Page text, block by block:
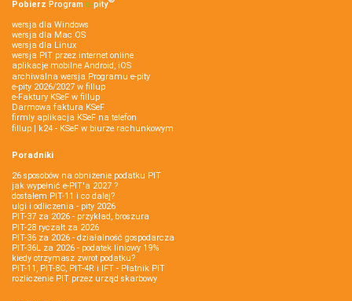
Pobierz Program e‑pity
wersja dla Windows
wersja dla Mac OS
wersja dla Linux
wersja PIT przez internet online
aplikacje mobilne Android, iOS
archiwalna wersja Programu e-pity
e-pity 2026/2027 w fillup
e‑Faktury KSeF w fillup
Darmowa faktura KSeF
firmly aplikacja KSeF na telefon
fillup | k24 - KSeF w biurze rachunkowym
Poradniki
26 sposobów na obniżenie podatku PIT
jak wypełnić e-PIT'a 2027 ?
dostałem PIT-11 i co dalej?
ulgi i odliczenia - pity 2026
PIT-37 za 2026 - przykład, broszura
PIT-28 ryczałt za 2026
PIT-36 za 2026 - działalność gospodarcza
PIT-36L za 2026 - podatek liniowy 19%
kiedy otrzymasz zwrot podatku?
PIT-11, PIT-8C, PIT-4R i IFT - Płatnik PIT
rozliczenie PIT przez urząd skarbowy